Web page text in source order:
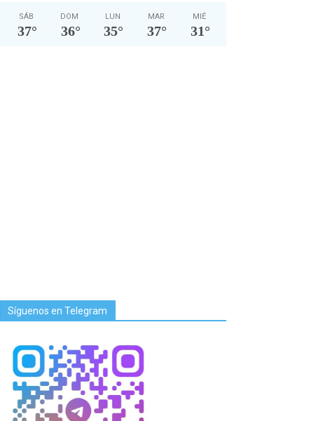
SÁB
37°
DOM
36°
LUN
35°
MAR
37°
MIÉ
31°
Síguenos en Telegram